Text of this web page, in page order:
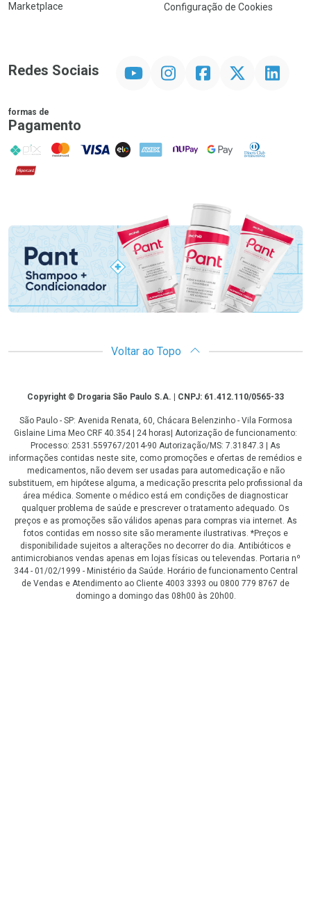
Marketplace
Configuração de Cookies
Redes Sociais InstagramFacebookTwitter Linkedin
formas de
Pagamento
PIX MasterCard
VISA ELO AMEX NuPay Google PayDiners Club
Hipercard
Promoção em Destaque
Voltar ao Topo
CopyrightCopyright © Drogaria São Paulo S.A. | CNPJ: 61.412.110/0565-33
São Paulo - SP: Avenida Renata, 60, Chácara Belenzinho - Vila Formosa
Gislaine Lima Meo CRF 40.354 | 24 horas| Autorização de funcionamento:
Processo: 2531.559767/2014-90 Autorização/MS: 7.31847.3 | As
informações contidas neste site, como promoções e ofertas de remédios e
medicamentos, não devem ser usadas para automedicação e não
substituem, em hipótese alguma, a medicação prescrita pelo profissional da
área médica. Somente o médico está em condições de diagnosticar
qualquer problema de saúde e prescrever o tratamento adequado. Os
preços e as promoções são válidos apenas para compras via internet. As
fotos contidas em nosso site são meramente ilustrativas. *Preços e
disponibilidade sujeitos a alterações no decorrer do dia. Antibióticos e
antimicrobianos vendas apenas em lojas físicas ou televendas. Portaria nº
344 - 01/02/1999 - Ministério da Saúde. Horário de funcionamento Central
de Vendas e Atendimento ao Cliente 4003 3393 ou 0800 779 8767 de
domingo a domingo das 08h00 às 20h00.